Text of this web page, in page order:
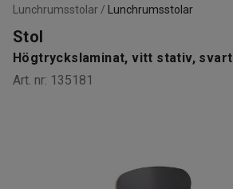
Lunchrumsstolar Lunchrumsstolar
Stol
Högtryckslaminat, vitt stativ, svart
Art. nr: 135181